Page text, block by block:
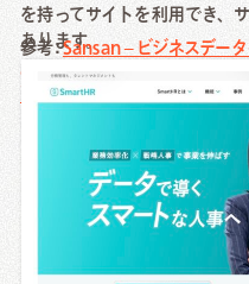
を持ってサイトを利用でき、
あります。
参考:Sansan – ビジネスデー
SmartHR（スマートエ